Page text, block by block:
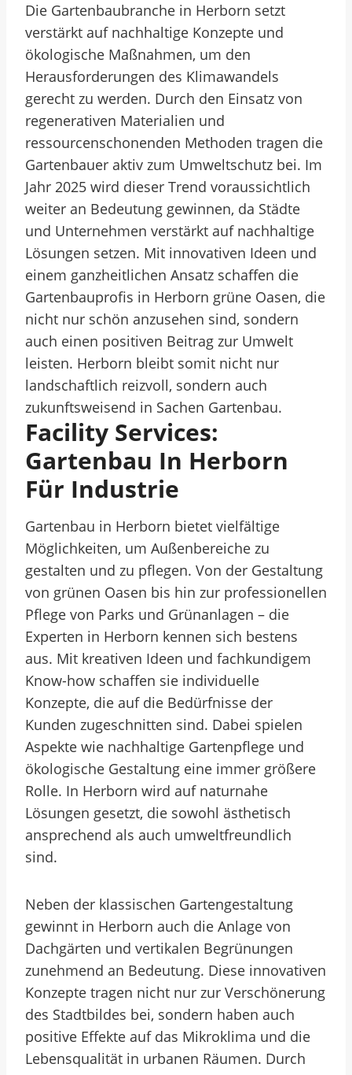
Die Gartenbaubranche in Herborn setzt
verstärkt auf nachhaltige Konzepte und
ökologische Maßnahmen, um den
Herausforderungen des Klimawandels
gerecht zu werden. Durch den Einsatz von
regenerativen Materialien und
ressourcenschonenden Methoden tragen die
Gartenbauer aktiv zum Umweltschutz bei. Im
Jahr 2025 wird dieser Trend voraussichtlich
weiter an Bedeutung gewinnen, da Städte
und Unternehmen verstärkt auf nachhaltige
Lösungen setzen. Mit innovativen Ideen und
einem ganzheitlichen Ansatz schaffen die
Gartenbauprofis in Herborn grüne Oasen, die
nicht nur schön anzusehen sind, sondern
auch einen positiven Beitrag zur Umwelt
leisten. Herborn bleibt somit nicht nur
landschaftlich reizvoll, sondern auch
zukunftsweisend in Sachen Gartenbau.
Facility Services:
Gartenbau In Herborn
Für Industrie
Gartenbau in Herborn bietet vielfältige
Möglichkeiten, um Außenbereiche zu
gestalten und zu pflegen. Von der Gestaltung
von grünen Oasen bis hin zur professionellen
Pflege von Parks und Grünanlagen – die
Experten in Herborn kennen sich bestens
aus. Mit kreativen Ideen und fachkundigem
Know-how schaffen sie individuelle
Konzepte, die auf die Bedürfnisse der
Kunden zugeschnitten sind. Dabei spielen
Aspekte wie nachhaltige Gartenpflege und
ökologische Gestaltung eine immer größere
Rolle. In Herborn wird auf naturnahe
Lösungen gesetzt, die sowohl ästhetisch
ansprechend als auch umweltfreundlich
sind.
Neben der klassischen Gartengestaltung
gewinnt in Herborn auch die Anlage von
Dachgärten und vertikalen Begrünungen
zunehmend an Bedeutung. Diese innovativen
Konzepte tragen nicht nur zur Verschönerung
des Stadtbildes bei, sondern haben auch
positive Effekte auf das Mikroklima und die
Lebensqualität in urbanen Räumen. Durch